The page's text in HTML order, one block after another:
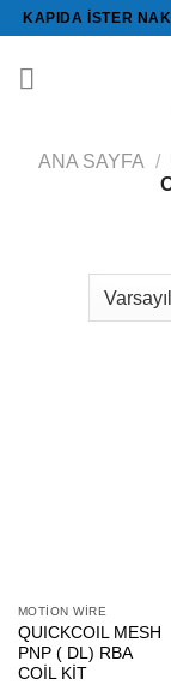
İçeriğe
KAPIDA ISTER
ANA SAYFA /
STOKTA
MOTION WIRE
QUICKCOIL MESH
PNP ( DL) RBA
COİL KİT